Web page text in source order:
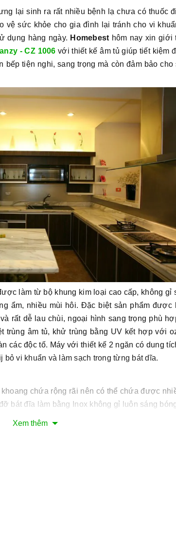
lại sinh ra rất nhiều bệnh lạ chưa có thuốc
vệ sức khỏe cho gia đình lại tránh cho vi
dụng hàng ngày. Homebest hôm nay xin giới
- CZ 1006 với thiết kế âm tủ giúp tiết kiệm
bếp tiện nghi, sang trọng mà còn đảm bảo cho
làm từ bộ khung kim loại cao cấp, không gỉ
ẩm, nhiều mùi hôi. Đặc biệt sản phẩm được
rất dễ lau chùi, ngoại hình sang trọng phù
trùng âm tủ, khử trùng bằng UV kết hợp với
các độc tố. Máy với thiết kế 2 ngăn có dung
vi khuẩn và làm sạch trong từng bát dĩa.
khoang chứa rộng rãi nên có thể chứa được
bát đĩa làm bằng Inox không gỉ luôn sáng
Xem thêm